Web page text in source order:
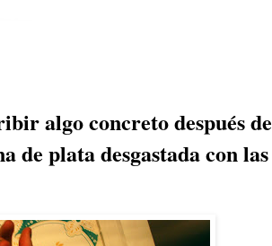
algo concreto después de
de plata desgastada con las